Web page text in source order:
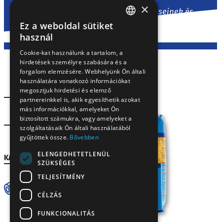
A tradicionális magyar konyha leveseinek és
egytálételeinek nélkülözhetetlen kelléke a friss
tyúktojással készített, aranysárga, nyolctojásos
Lakossági
Gasztro
KATEGÓRIA
Tész
ta
4
SK
RO
×
Ez a weboldal sütiket
használ
Cookie-kat használunk a tartalom, a
hirdetések személyre szabására és a
forgalom elemzésére. Webhelyünk Ön általi
használatára vonatkozó információkat
megosztjuk hirdetési és elemző
partnereinkkel is, akik egyesíthetik azokat
más információkkal, amelyeket Ön
biztosított számukra, vagy amelyeket a
szolgáltatásaik Ön általi használatából
gyűjtöttek össze. Bővebben
ELENGEDHETETLENÜL
SZÜKSÉGES
TELJESÍTMÉNY
CÉLZÁS
FUNKCIONALITÁS